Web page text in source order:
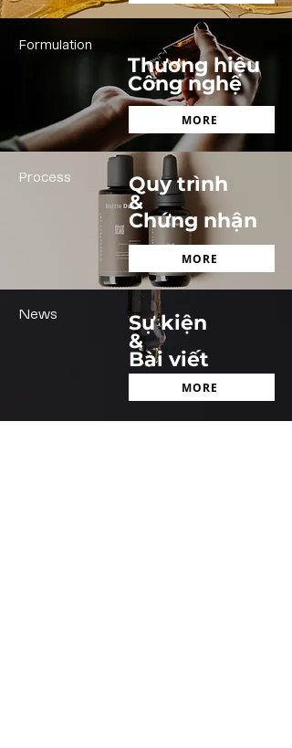
Formulation
Thương hiệu
Công nghệ
MORE
Process Quy trình
&
Chứng nhận
MORE
News Sự kiện
&
Bài viết
MORE